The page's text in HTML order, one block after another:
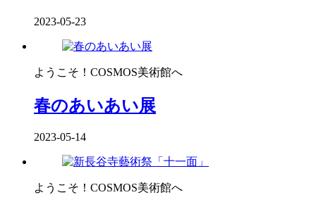
2023-05-23
ようこそ！COSMOS美術館へ
春のあいあい展
2023-05-14
ようこそ！COSMOS美術館へ